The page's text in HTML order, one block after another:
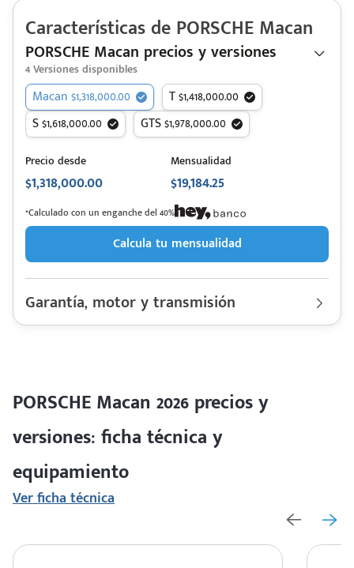
Características de PORSCHE Macan
PORSCHE Macan precios y versiones
4Versiones disponibles
Macan $1,318,000.00
T $1,418,000.00
S $1,618,000.00
GTS $1,978,000.00
Precio desde
$1,318,000.00
Mensualidad
$19,184.25
*Calculado con un enganche del 40%
Calcula tu mensualidad
Garantía, motor y transmisión
Colores disponibles
PORSCHE Macan 2026 precios y
versiones: ficha técnica y
equipamiento
Ver ficha técnica